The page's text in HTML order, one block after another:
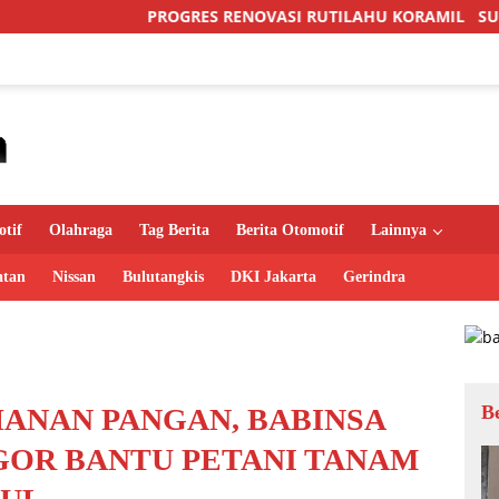
RENOVASI RUTILAHU KORAMIL SUKOMORO CAPAI 88
Olahraga Tag Berita Berita Otomotif Lainnya
Nissan Bulutangkis DKI Jakarta Gerindra
PANGAN, BABINSA
BANTU PETANI TANAM